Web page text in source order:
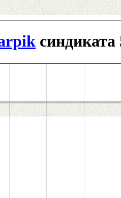
синдиката